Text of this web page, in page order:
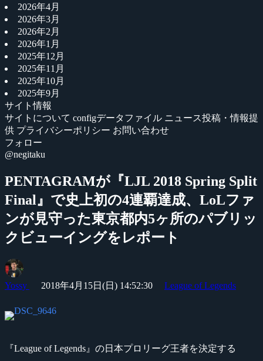
2026年4月
2026年3月
2026年2月
2026年1月
2025年12月
2025年11月
2025年10月
2025年9月
サイト情報
サイトについて configデータファイル ニュース投稿・情報提
供 プライバシーポリシー お問い合わせ
フォロー
@negitaku
PENTAGRAMが『LJL 2018 Spring Split
Final』で史上初の4連覇達成、LoLファ
ンが見守った東京都内5ヶ所のパブリッ
クビューイングをレポート
Yossy 2018年4月15日(日) 14:52:30 League of Legends
『League of Legends』の日本プロリーグ王者を決定する